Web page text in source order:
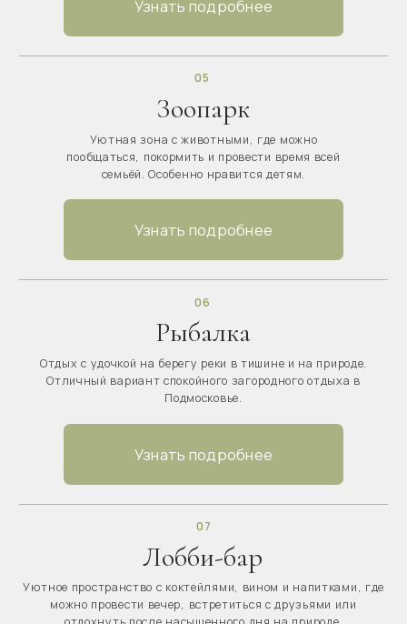
Прогулки по лесу и живописным маршрутам Подмосковья.
Подходит для романтического отдыха, семейного досуга и
Детская площадка
Безопасная и современная игровая зона для детей на
территории глэмпинга, где дети могут играть и проводить
Узнать подробнее
выбрать любой из видов отдыха который
НАШИ УСЛУГИ
КОРПОРАТИВНЫМ
КЛИЕНТАМ